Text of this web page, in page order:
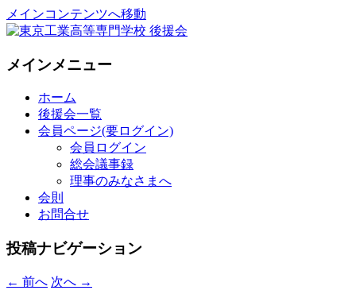
メインコンテンツへ移動
東京工業高等専門学校 後援会
College Supporters.
メインメニュー
ホーム
後援会一覧
会員ページ(要ログイン)
会員ログイン
総会議事録
理事のみなさまへ
会則
お問合せ
投稿ナビゲーション
← 前へ 次へ →